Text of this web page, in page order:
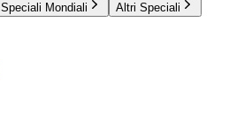
Speciali Mondiali Altri Speciali